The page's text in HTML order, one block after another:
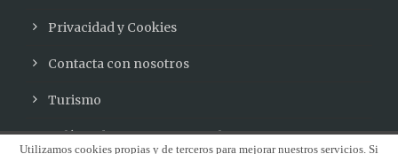
Privacidad y Cookies
Contacta con nosotros
Turismo
Política de reservas y cancelaciones
Utilizamos cookies propias y de terceros para mejorar nuestros servicios. Si